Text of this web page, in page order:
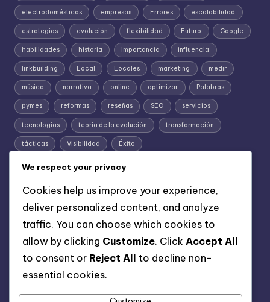
electrodomésticos empresas Errores escalabilidad
estrategias evolución flexibilidad Futuro Google
habilidades historia importancia influencia
linkbuilding Local Locales marketing medir
música narrativa online optimizar Palabras
pymes reformas reseñas SEO servicios
tecnologías teoría de la evolución transformación
tácticas Visibilidad Éxito
Información
Aviso legal
Política de privacidad
We respect your privacy
Cookies help us improve your experience,
deliver personalized content, and analyze
traffic. You can choose which cookies to
allow by clicking Customize. Click Accept All
to consent or Reject All
to decline non-
essential cookies.